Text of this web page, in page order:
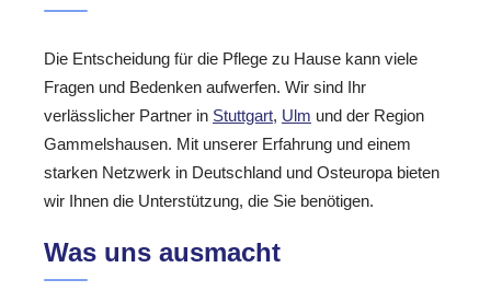
Die Entscheidung für die Pflege zu Hause kann viele
Fragen und Bedenken aufwerfen. Wir sind Ihr
verlässlicher Partner in Stuttgart, Ulm und der Region
Gammelshausen. Mit unserer Erfahrung und einem
starken Netzwerk in Deutschland und Osteuropa bieten
wir Ihnen die Unterstützung, die Sie benötigen.
Was uns ausmacht